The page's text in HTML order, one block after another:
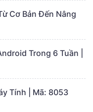
Cơ Bản Đến Nâng
Trong 6 Tuần |
Tính | Mã: 8053